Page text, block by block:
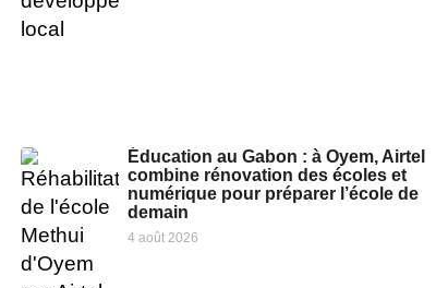
Éducation au Gabon : à Oyem, Airtel
combine rénovation des écoles et
numérique pour préparer l’école de
demain
4 août 2026